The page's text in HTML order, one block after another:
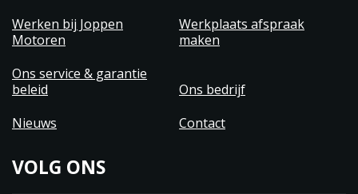
Werken bij Joppen
Motoren
Werkplaats afspraak
maken
Ons service & garantie
beleid
Ons bedrijf
Nieuws
Contact
VOLG ONS